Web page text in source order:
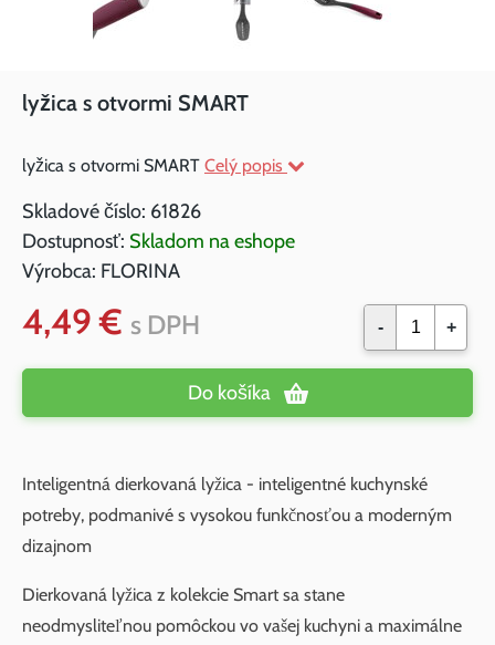
lyžica s otvormi SMART
lyžica s otvormi SMART Celý popis
Skladové číslo: 61826
Dostupnosť: Skladom na eshope
Výrobca: FLORINA
4,49 € s DPH - +
Do košíka
Inteligentná dierkovaná lyžica - inteligentné kuchynské
potreby, podmanivé s vysokou funkčnosťou a moderným
dizajnom
Dierkovaná lyžica z kolekcie Smart sa stane
neodmysliteľnou pomôckou vo vašej kuchyni a maximálne